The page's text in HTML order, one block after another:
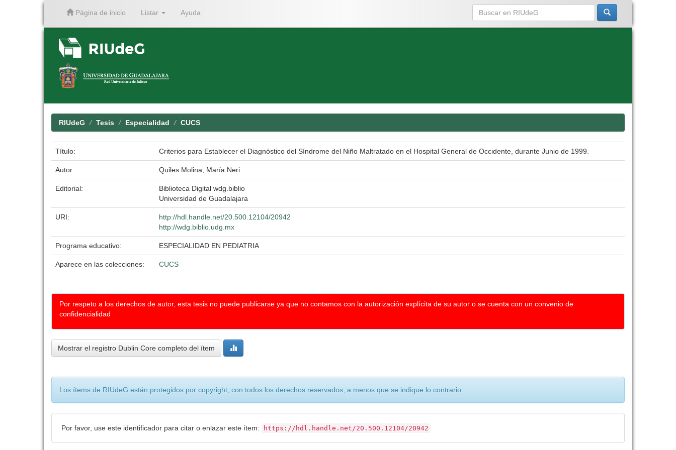
Página de inicio Listar Ayuda
RIUdeG Tesis Especialidad CUCS
Título: Criterios para Establecer el Diagnóstico del Síndrome del Niño Maltratado en el Hospital General de Occidente, durante Junio de 1999.
Autor: Quiles Molina, María Neri
Editorial:
Biblioteca Digital wdg.biblio
Universidad de Guadalajara
URI:
http://hdl.handle.net/20.500.12104/20942
http://wdg.biblio.udg.mx
Programa educativo: ESPECIALIDAD EN PEDIATRIA
Aparece en las colecciones: CUCS
Por respeto a los derechos de autor, esta tesis no puede publicarse ya que no contamos con la autorización explícita de su autor o se cuenta con un convenio de
confidencialidad
Mostrar el registro Dublin Core completo del ítem
Los ítems de RIUdeG están protegidos por copyright, con todos los derechos reservados, a menos que se indique lo contrario.
Por favor, use este identificador para citar o enlazar este ítem: https://hdl.handle.net/20.500.12104/20942